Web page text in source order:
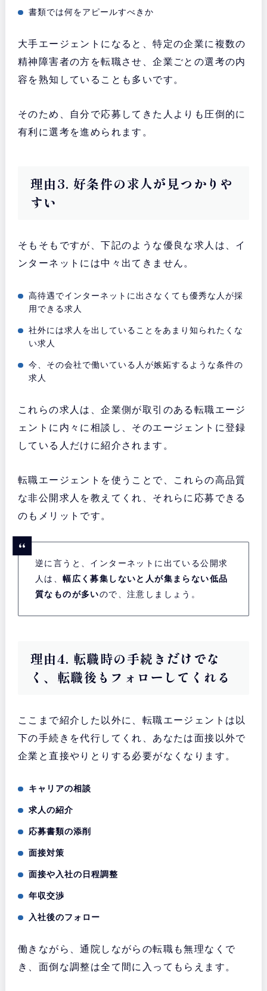
書類では何をアピールすべきか
大手エージェントになると、特定の企業に複数の
精神障害者の方を転職させ、企業ごとの選考の内
容を熟知していることも多いです。
そのため、自分で応募してきた人よりも圧倒的に
有利に選考を進められます。
理由3. 好条件の求人が見つかりや
すい
そもそもですが、下記のような優良な求人は、イ
ンターネットには中々出てきません。
高待遇でインターネットに出さなくても優秀な人が採
用できる求人
社外には求人を出していることをあまり知られたくな
い求人
今、その会社で働いている人が嫉妬するような条件の
求人
これらの求人は、企業側が取引のある転職エージ
ェントに内々に相談し、そのエージェントに登録
している人だけに紹介されます。
転職エージェントを使うことで、これらの高品質
な非公開求人を教えてくれ、それらに応募できる
のもメリットです。
逆に言うと、インターネットに出ている公開求
人は、幅広く募集しないと人が集まらない低品
質なものが多いので、注意しましょう。
理由4. 転職時の手続きだけでな
く、転職後もフォローしてくれる
ここまで紹介した以外に、転職エージェントは以
下の手続きを代行してくれ、あなたは面接以外で
企業と直接やりとりする必要がなくなります。
キャリアの相談
求人の紹介
応募書類の添削
面接対策
面接や入社の日程調整
年収交渉
入社後のフォロー
働きながら、通院しながらの転職も無理なくで
き、面倒な調整は全て間に入ってもらえます。